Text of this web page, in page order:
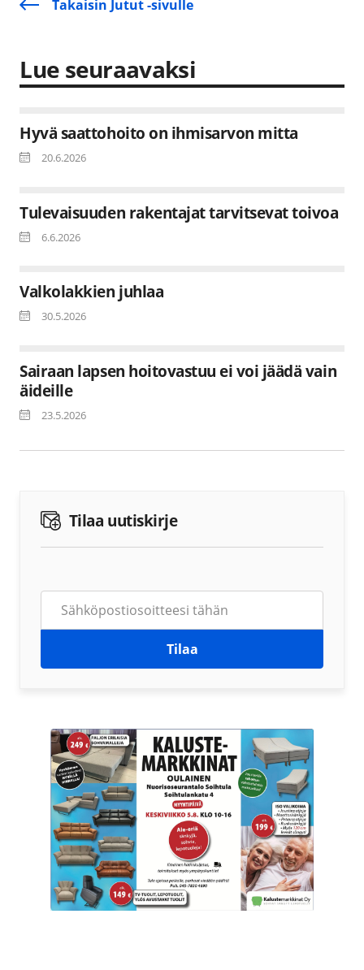
Takaisin Jutut -sivulle
Lue seuraavaksi
Hyvä saattohoito on ihmisarvon mitta
20.6.2026
Tulevaisuuden rakentajat tarvitsevat toivoa
6.6.2026
Valkolakkien juhlaa
30.5.2026
Sairaan lapsen hoitovastuu ei voi jäädä vain
äideille
23.5.2026
Tilaa uutiskirje
Tilaa